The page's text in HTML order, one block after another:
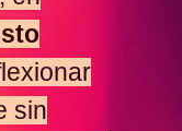
sin